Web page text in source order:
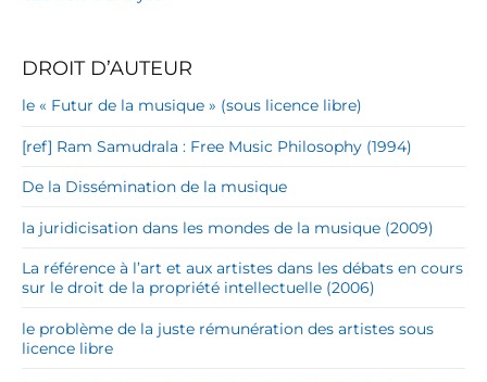
DROIT D’AUTEUR
le « Futur de la musique » (sous licence libre)
[ref] Ram Samudrala : Free Music Philosophy (1994)
De la Dissémination de la musique
la juridicisation dans les mondes de la musique (2009)
La référence à l’art et aux artistes dans les débats en cours
sur le droit de la propriété intellectuelle (2006)
le problème de la juste rémunération des artistes sous
licence libre